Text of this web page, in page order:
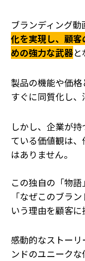
ブランディング動
化を実現し、顧
めの強力な武器と
製品の機能や価格
すぐに同質化し、
しかし、企業が
ている価値観は
はありません。
この独自の「物語
「なぜこのブラ
いう理由を顧客に
感動的なストー
ンドのユニークな